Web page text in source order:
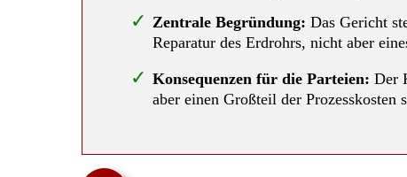
Zentrale Begründung: Das Gericht
Reparatur des Erdrohrs, nicht aber
Konsequenzen für die Parteien: Der
aber einen Großteil der Prozesskosten